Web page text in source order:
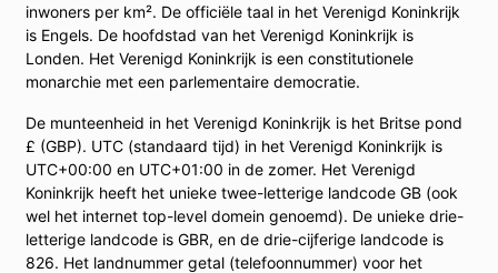
inwoners per km². De officiële taal in het Verenigd Koninkrijk
is Engels. De hoofdstad van het Verenigd Koninkrijk is
Londen. Het Verenigd Koninkrijk is een constitutionele
monarchie met een parlementaire democratie.
De munteenheid in het Verenigd Koninkrijk is het Britse pond
£ (GBP). UTC (standaard tijd) in het Verenigd Koninkrijk is
UTC+00:00 en UTC+01:00 in de zomer. Het Verenigd
Koninkrijk heeft het unieke twee-letterige landcode GB (ook
wel het internet top-level domein genoemd). De unieke drie-
letterige landcode is GBR, en de drie-cijferige landcode is
826. Het landnummer getal (telefoonnummer) voor het